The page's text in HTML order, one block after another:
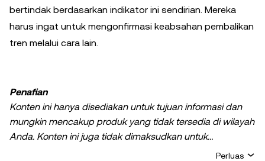
bertindak berdasarkan indikator ini sendirian. Mereka
harus ingat untuk mengonfirmasi keabsahan pembalikan
tren melalui cara lain.
Penafian
Konten ini hanya disediakan untuk tujuan informasi dan
mungkin mencakup produk yang tidak tersedia di wilayah
Anda. Konten ini juga tidak dimaksudkan untuk
memberikan (i) nasihat atau rekomendasi investasi; (ii)
Perluas